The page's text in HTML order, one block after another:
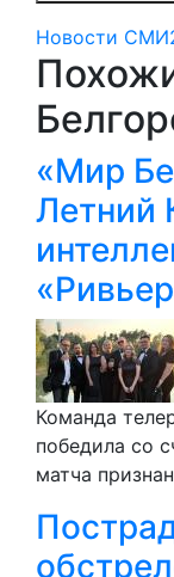
Новости
«Мир
Летний
Команда
победила со
матча